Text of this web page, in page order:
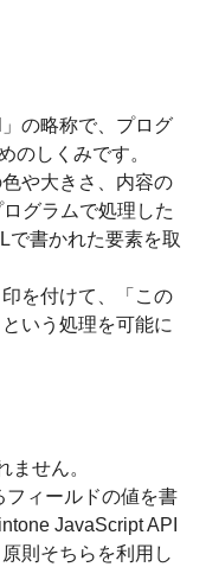
の略称で、プログ
のしくみです。
や大きさ、内容の
グラムで処理した
で書かれた要素を取
を付けて、「この
いう処理を可能に
ません。
フィールドの値を書
JavaScript API
則そちらを利用し